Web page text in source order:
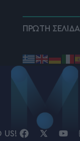
ΠΡΩΤΗ ΣΕΛΙΔΑ
US!